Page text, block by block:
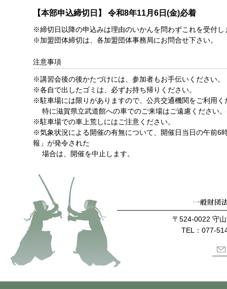
【本部申込締切日】 令和8年11月6日(金)必着
※締切日以降の申込みは理由のいかんを問わずこれを受付し
※加盟団体締切は、各加盟団体事務局にお問合せ下さい。
注意事項
※講習会後の後かたづけには、参加者もお手伝いください。
※各自で出したゴミは、必ずお持ち帰りください。
※駐車場には限りがありますので、公共交通機関をご利用く
特に滋賀県立武道館への車でのご来場はご遠慮ください
※駐車場での車上荒しにはご注意ください。
※気象状況による開催の有無について、開催日当日の午前6
報」が発令された
場合は、開催を中止します。
〒524-0022 守
TEL：077-